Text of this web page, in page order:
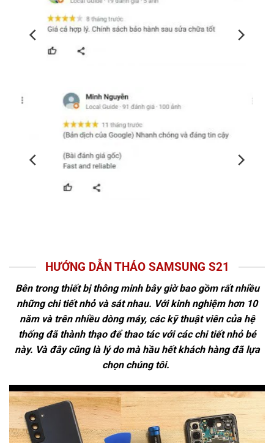
HƯỚNG DẪN THÁO SAMSUNG S21
Bên trong thiết bị thông minh bây giờ bao gồm rất nhiều
những chi tiết nhỏ và sát nhau. Với kinh nghiệm hơn 10
năm và trên nhiều dòng máy, các kỹ thuật viên của hệ
thống đã thành thạo để thao tác với các chi tiết nhỏ bé
này. Và đây cũng là lý do mà hầu hết khách hàng đã lựa
chọn chúng tôi.